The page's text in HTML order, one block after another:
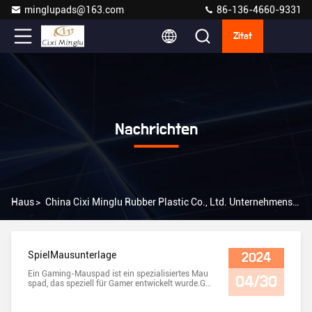
minglupads@163.com 86-136-4660-9331
Zitat
Nachrichten
Haus> China Cixi Minglu Rubber Plastic Co., Ltd. Unternehmensnachrichten
SpielMausunterlage
Ein Gaming-Mauspad ist ein spezialisiertes Mau
spad, das speziell für Gamer entwickelt wurde.Ga
2024
04/30